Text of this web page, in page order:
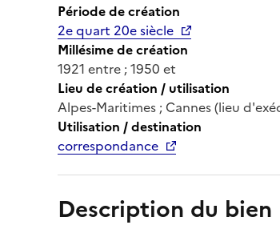
Période de création
2e quart 20e siècle
Millésime de création
1921 entre ; 1950 et
Lieu de création / utilisation
Alpes-Maritimes ; Cannes (lieu
Utilisation / destination
correspondance
Description du bien